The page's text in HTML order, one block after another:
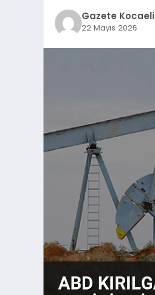
Gazete Kocaeli
22 Mayıs 2026